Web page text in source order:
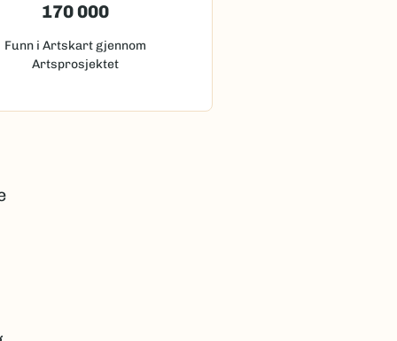
170 000
Funn i Artskart gjennom
Artsprosjektet